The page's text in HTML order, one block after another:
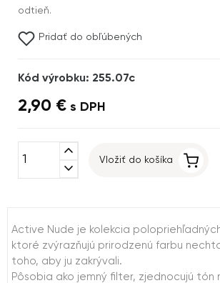
odtieň.
Pridať do obľúbených
Kód výrobku: 255.07c
2,90 € s DPH
expand_less
expand_more
Vložiť do košíka
Active Nude je kolekcia
ktoré zvýrazňujú prirodzenú farbu
toho, aby ju zakrývali.
Pôsobia ako jemný filter, zjednocujú tón